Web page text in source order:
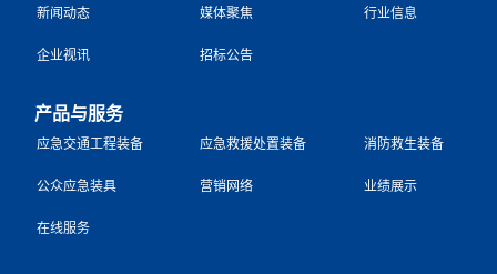
新闻动态 媒体聚焦 行业信息
企业视讯 招标公告
产品与服务
应急交通工程装备 应急救援处置装备 消防救生装备
公众应急装具 营销网络 业绩展示
在线服务